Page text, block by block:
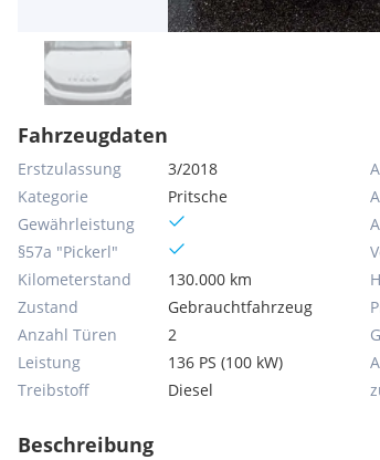
Fahrzeugdaten
Erstzulassung
3/2018
Kategorie
Pritsche
Gewährleistung
§57a "Pickerl"
Kilometerstand
130.000 km
Zustand
Gebrauchtfahrzeug
Anzahl Türen
2
Leistung
136 PS (100 kW)
Treibstoff
Diesel
Beschreibung